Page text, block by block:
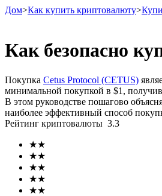
Фьючерсы
USDT-фьючерсы
Дом>Как купить криптовалюту>
Как безопасно
Покупка Cetus Protocol (CETUS)
минимальной покупкой в ​​$1,
В этом руководстве пошагово
наиболее эффективный способ
Рейтинг криптовалюты 3.3
★★
★★
★★
★★
★★